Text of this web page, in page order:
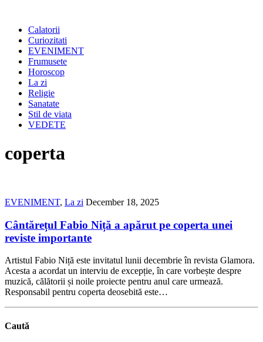
Calatorii
Curiozitati
EVENIMENT
Frumusete
Horoscop
La zi
Religie
Sanatate
Stil de viata
VEDETE
coperta
EVENIMENT, La zi December 18, 2025
Cântărețul Fabio Niță a apărut pe coperta unei
reviste importante
Artistul Fabio Niță este invitatul lunii decembrie în revista Glamora.
Acesta a acordat un interviu de excepție, în care vorbește despre
muzică, călătorii și noile proiecte pentru anul care urmează.
Responsabil pentru coperta deosebită este…
Caută